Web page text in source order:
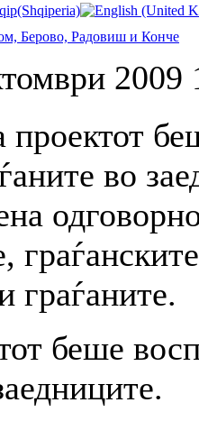
Берово, Радовиш и Конче
2009
во
граѓанските
граѓаните.
беше